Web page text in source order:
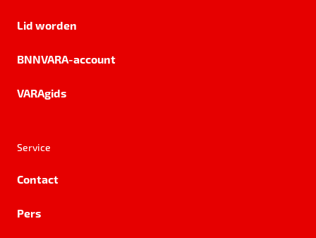
Lid worden
BNNVARA-account
VARAgids
Service
Contact
Pers